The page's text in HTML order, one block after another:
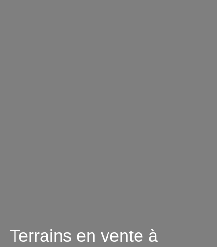
Terrains en vente à